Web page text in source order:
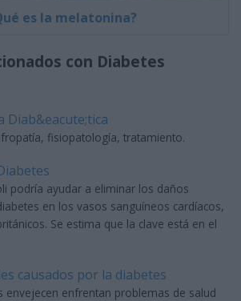
es la melatonina?
con Diabetes
Diab&eacute;tica
fisiopatología, tratamiento.
podría ayudar a eliminar los daños
en los vasos sanguíneos cardíacos,
Se estima que la clave está en el
causados por la diabetes
envejecen enfrentan problemas de salud